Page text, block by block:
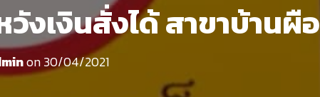
งเงินสั่งได้ สาขาบ้านผือ
on30/04/2021